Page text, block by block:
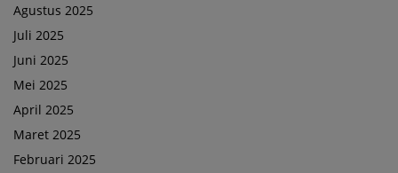
Agustus 2025
Juli 2025
Juni 2025
Mei 2025
April 2025
Maret 2025
Februari 2025